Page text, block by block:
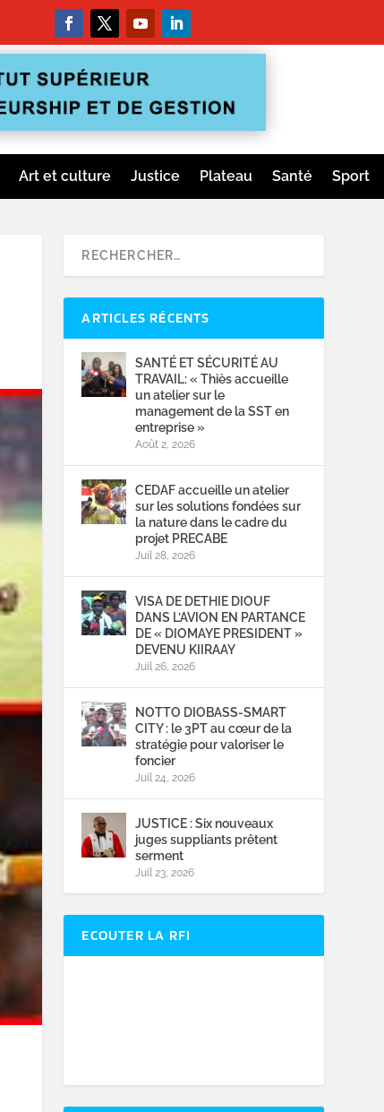
Art et culture Justice Plateau Santé Sport
ARTICLES RÉCENTS
SANTÉ ET SÉCURITÉ AU
TRAVAIL: « Thiès accueille
un atelier sur le
management de la SST en
entreprise »
Août 2, 2026
CEDAF accueille un atelier
sur les solutions fondées sur
la nature dans le cadre du
projet PRECABE
Juil 28, 2026
VISA DE DETHIE DIOUF
DANS L’AVION EN PARTANCE
DE « DIOMAYE PRESIDENT »
DEVENU KIIRAAY
Juil 26, 2026
NOTTO DIOBASS-SMART
CITY : le 3PT au cœur de la
stratégie pour valoriser le
foncier
Juil 24, 2026
JUSTICE : Six nouveaux
juges suppliants prêtent
serment
Juil 23, 2026
ECOUTER LA RFI